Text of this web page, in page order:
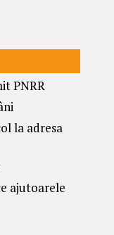
PNRR
la adresa
ajutoarele